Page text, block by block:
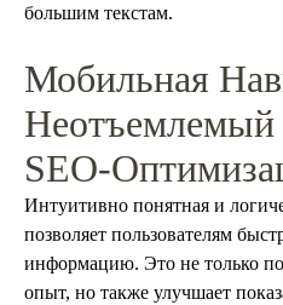
большим текстам.
Мобильная
Неотъемлемый
SEO-
Интуитивно понятная и
позволяет пользователям
информацию. Это не только
опыт, но также улучшает